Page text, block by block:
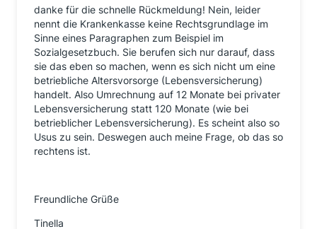
danke für die schnelle Rückmeldung! Nein, leider
nennt die Krankenkasse keine Rechtsgrundlage im
Sinne eines Paragraphen zum Beispiel im
Sozialgesetzbuch. Sie berufen sich nur darauf, dass
sie das eben so machen, wenn es sich nicht um eine
betriebliche Altersvorsorge (Lebensversicherung)
handelt. Also Umrechnung auf 12 Monate bei privater
Lebensversicherung statt 120 Monate (wie bei
betrieblicher Lebensversicherung). Es scheint also so
Usus zu sein. Deswegen auch meine Frage, ob das so
rechtens ist.
Freundliche Grüße
Tinella